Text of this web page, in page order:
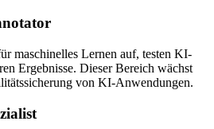
maschinelles Lernen auf, testen KI-
Ergebnisse. Dieser Bereich wächst
von KI-Anwendungen.